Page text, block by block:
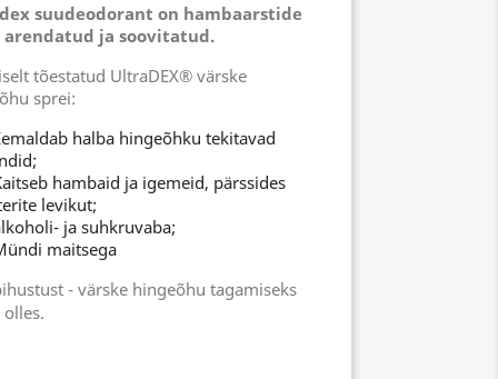
suudeodorant on hambaarstide
ja soovitatud.
tõestatud UltraDEX® värske
sprei:
halba hingeõhku tekitavad
hambaid ja igemeid, pärssides
levikut;
ja suhkruvaba;
maitsega
- värske hingeõhu tagamiseks